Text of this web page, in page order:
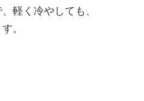
軽く冷やしても、
。